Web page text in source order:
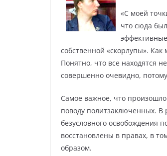
«С моей
что сюда
собственной «скорлупы».
Понятно, что все находятся
совершенно очевидно,
Самое важное, что
поводу политзаключенных. В
безусловного освобождения
восстановлены в правах, в
образом.